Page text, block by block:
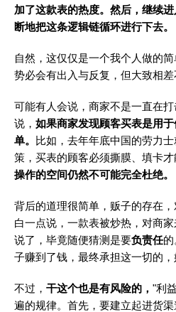
加了这款表的热度。然后，继续
断地把这条逻辑链循环进行下去。
自然，这仅仅是一个我个人做的
势必会有出入与反复，但大致相差
可能有人会说，商家不是一直在
说， 如果商家发现顾客买表是用
单。
比如，去年年底中国的劳力
策，买表的顾客必须撕膜、填卡才
操作的空间仍然不可能完全杜绝。
背后的道理很简单，贩子的存在
白一点说，一款表被炒热，对商
说了，毕竟随便猜测是要负责任的
子赚到了钱，最终承担这一切的，
不过， 干这个也是有风险的， "利
遍的规律。首先，要建立起进货